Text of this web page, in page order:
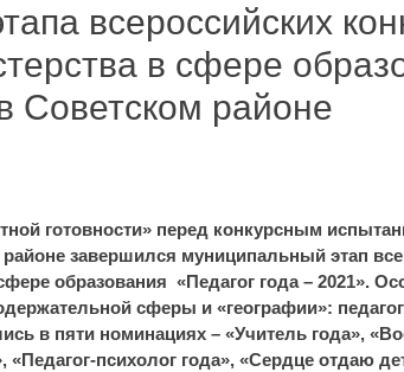
всероссийских
в сфере
Советском районе
готовности» перед конкурсным
завершился муниципальный этап
образования «Педагог года – 2021».
сферы и «географии»:
в пяти номинациях – «Учитель года»,
психолог года», «Сердце отдаю